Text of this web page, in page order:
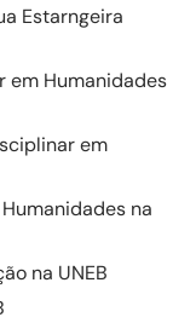
Estarngeira
em Humanidades
em
na
na UNEB